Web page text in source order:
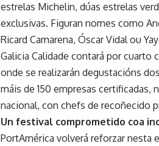
estrelas Michelin, dúas estrelas
exclusivas. Figuran nomes como
Ricard Camarena, Óscar Vidal ou
Galicia Calidade contará por cuarto
onde se realizarán degustacións
máis de 150 empresas
nacional, con chefs de recoñecido
Un festival comprometido coa
PortAmérica volverá reforzar nesta